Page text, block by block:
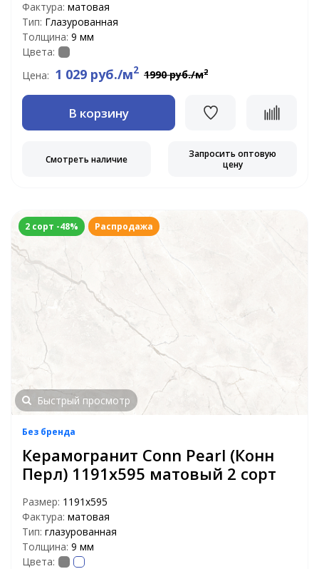
Фактура: матовая
Тип: Глазурованная
Толщина: 9 мм
Цвета:
Цена: 1 029 руб./м2 1990 руб./м2
В корзину
Смотреть наличие
Запросить оптовую
цену
2 сорт -48% Распродажа
Быстрый просмотр
Без бренда
Керамогранит Conn Pearl (Конн
Перл) 1191x595 матовый 2 сорт
Размер: 1191x595
Фактура: матовая
Тип: глазурованная
Толщина: 9 мм
Цвета: